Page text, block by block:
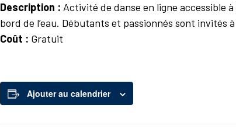
Description : Activité de danse en ligne accessible
bord de l’eau. Débutants et passionnés sont invités
Coût : Gratuit
Ajouter au calendrier